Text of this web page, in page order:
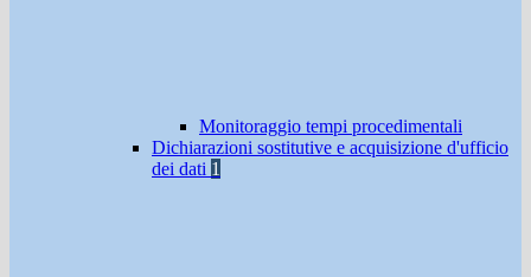
Monitoraggio tempi procedimentali
Dichiarazioni sostitutive e acquisizione d'ufficio
dei dati 1